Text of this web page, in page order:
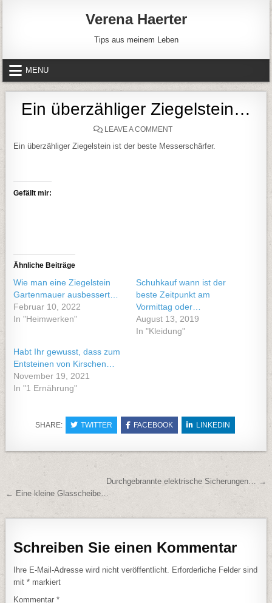
Verena Haerter
Tips aus meinem Leben
MENU
Ein überzähliger Ziegelstein…
LEAVE A COMMENTON EIN ÜBERZÄHLIGER
Ein überzähliger Ziegelstein ist der beste Messerschärfer.
Gefällt mir:
Ähnliche Beiträge
Wie man eine Ziegelstein
Gartenmauer ausbessert…
Februar 10, 2022
In "Heimwerken"
Schuhkauf wann ist der
beste Zeitpunkt am
Vormittag oder…
August 13, 2019
In "Kleidung"
Habt Ihr gewusst, dass zum
Entsteinen von Kirschen…
November 19, 2021
In "1 Ernährung"
SHARE: TWITTER FACEBOOK LINKEDIN
BeitragsnavigationDurchgebrannte elektrische Sicherungen… →
← Eine kleine Glasscheibe…
Schreiben Sie einen Kommentar
Ihre E-Mail-Adresse wird nicht veröffentlicht.
Erforderliche Felder sind
mit* markiert
Kommentar*